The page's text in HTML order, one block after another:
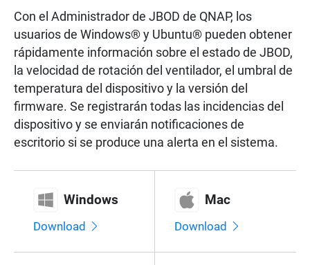
Con el Administrador de JBOD de QNAP, los
usuarios de Windows® y Ubuntu® pueden obtener
rápidamente información sobre el estado de JBOD,
la velocidad de rotación del ventilador, el umbral de
temperatura del dispositivo y la versión del
firmware. Se registrarán todas las incidencias del
dispositivo y se enviarán notificaciones de
escritorio si se produce una alerta en el sistema.
Windows
Download
Mac
Download